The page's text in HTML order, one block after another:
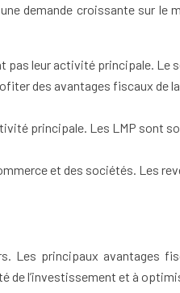
demande croissante sur le
leur activité principale. Le
des avantages fiscaux de
principale. Les LMP sont
et des sociétés. Les
Les principaux avantages
de l’investissement et à